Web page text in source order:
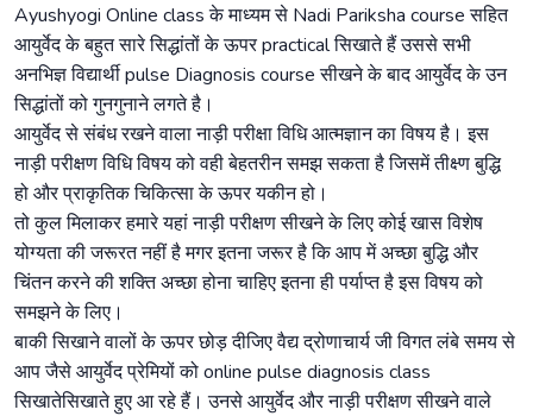
Ayushyogi Online class के माध्यम से Nadi Pariksha course सहित
आयुर्वेद के बहुत सारे सिद्धांतों के ऊपर practical सिखाते हैं उससे सभी
अनभिज्ञ विद्यार्थी pulse Diagnosis course सीखने के बाद आयुर्वेद के उन
सिद्धांतों को गुनगुनाने लगते है।
आयुर्वेद से संबंध रखने वाला नाड़ी परीक्षा विधि आत्मज्ञान का विषय है। इस
नाड़ी परीक्षण विधि विषय को वही बेहतरीन समझ सकता है जिसमें तीक्ष्ण बुद्धि
हो और प्राकृतिक चिकित्सा के ऊपर यकीन हो।
तो कुल मिलाकर हमारे यहां नाड़ी परीक्षण सीखने के लिए कोई खास विशेष
योग्यता की जरूरत नहीं है मगर इतना जरूर है कि आप में अच्छा बुद्धि और
चिंतन करने की शक्ति अच्छा होना चाहिए इतना ही पर्याप्त है इस विषय को
समझने के लिए।
बाकी सिखाने वालों के ऊपर छोड़ दीजिए वैद्य द्रोणाचार्य जी विगत लंबे समय से
आप जैसे आयुर्वेद प्रेमियों को online pulse diagnosis class
सिखातेसिखाते हुए आ रहे हैं। उनसे आयुर्वेद और नाड़ी परीक्षण सीखने वाले